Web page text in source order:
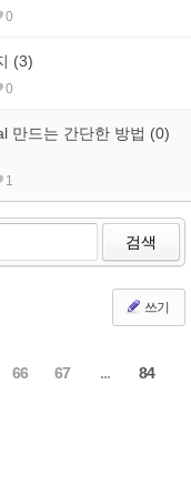
0
(3)
0
만드는 간단한 방법 (0)
1
검색
쓰기
66 67 ... 84